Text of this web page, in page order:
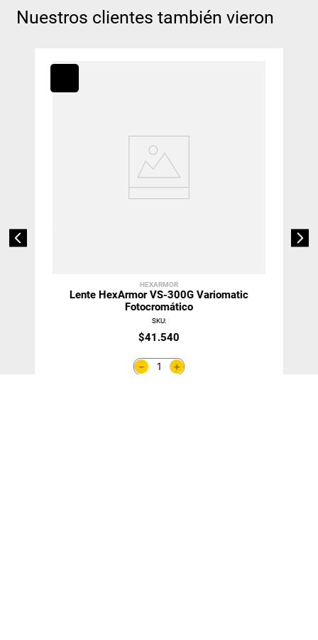
Nuestros clientes también vieron
HEXARMOR
Lente HexArmor VS-300G Variomatic
Fotocromático
SKU:
$41.540
＋
－